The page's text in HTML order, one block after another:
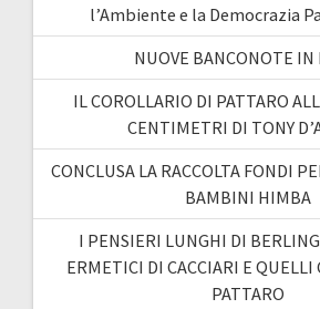
l’Ambiente e la Democrazia
NUOVE BANCONOTE IN
IL COROLLARIO DI PATTARO
CENTIMETRI DI TONY
CONCLUSA LA RACCOLTA FONDI
BAMBINI HIMBA
I PENSIERI LUNGHI DI
ERMETICI DI CACCIARI E QUELLI
PATTARO